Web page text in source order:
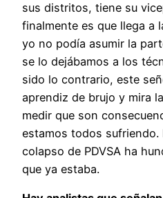
sus distritos, tiene su
finalmente es que llega a
yo no podía asumir la
se lo dejábamos a los
sido lo contrario, este
aprendiz de brujo y mira
medir que son
estamos todos sufriendo.
colapso de PDVSA ha
que ya estaba.